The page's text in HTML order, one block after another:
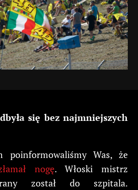
się bez najmniejszych
poinformowaliśmy Was, że
nogę. Włoski mistrz
został do szpitala.